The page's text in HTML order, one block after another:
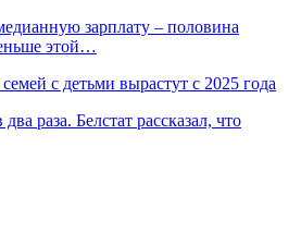
зарплату – половина
этой…
с детьми вырастут с 2025 года
раза. Белстат рассказал, что